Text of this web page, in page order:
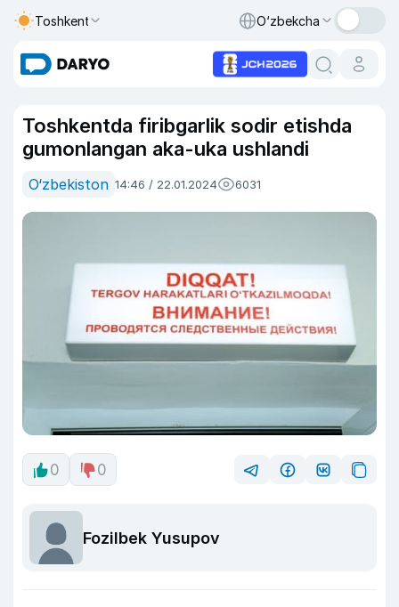
Toshkent O‘zbekcha
Toshkentda firibgarlik sodir etishda
gumonlangan aka-uka ushlandi
O‘zbekiston 14:46 / 22.01.2024 6031
0 0
Fozilbek Yusupov